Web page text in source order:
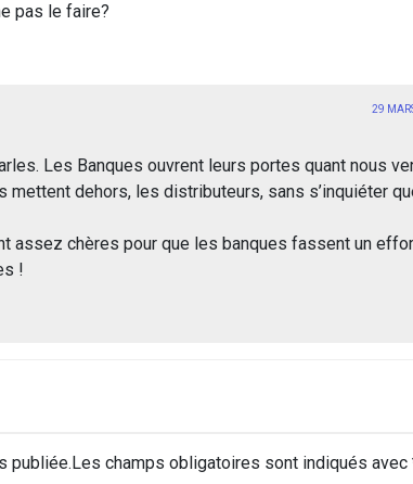
pas le faire?
29
Les Banques ouvrent leurs portes quant nous
mettent dehors, les distributeurs, sans s’inquiéter
assez chères pour que les banques fassent un
!
publiée. Les champs obligatoires sont indiqués avec